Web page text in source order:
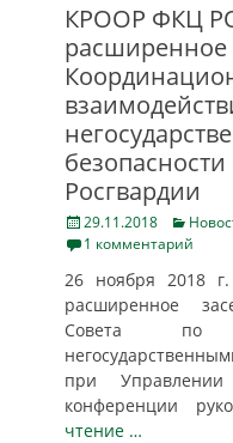
КРООР ФКЦ
расширенное
Росгвардии
Posted
on
29.11.2018
1 комментарий
26 ноября 2018
расширенное
Совета по
при
конференции
чтение …